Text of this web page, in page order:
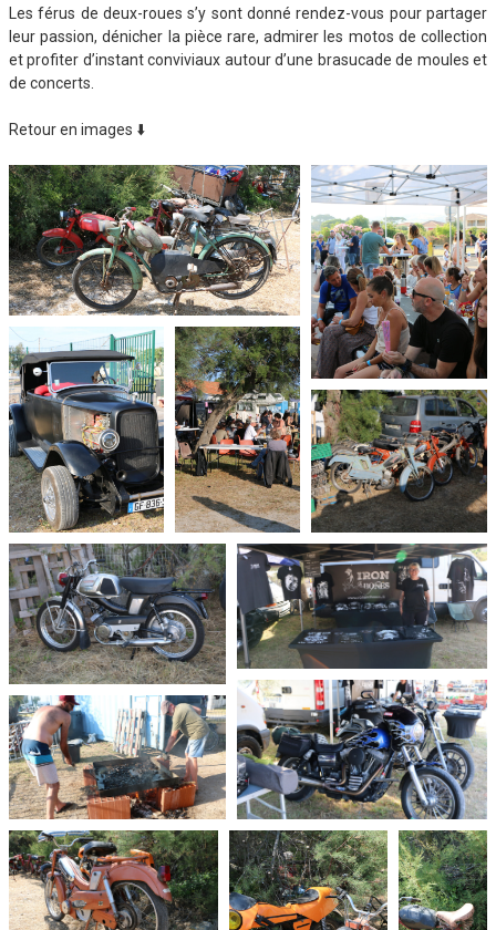
Les férus de deux-roues s’y sont donné rendez-vous pour partager
leur passion, dénicher la pièce rare, admirer les motos de collection
et profiter d’instant conviviaux autour d’une brasucade de moules et
de concerts.
Retour en images ⬇️